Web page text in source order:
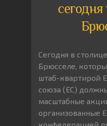
Сегодня в
Брюсселе,
штаб-квартирой
союза (ЕС)
масштабные
организованные